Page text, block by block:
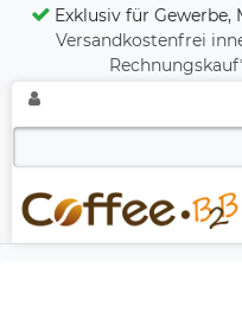
Exklusiv für
Versandkostenfrei